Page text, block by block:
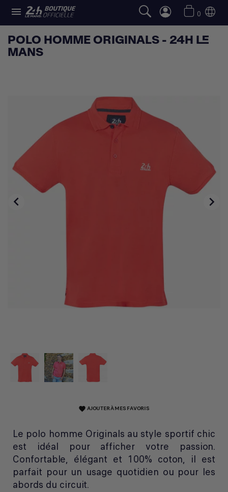
 0
POLO HOMME ORIGINALS - 24H LE
MANS
 
favorite AJOUTER À MES FAVORIS
Le polo homme Originals au style sportif chic
est idéal pour afficher votre passion.
Confortable, élégant et 100% coton, il est
parfait pour un usage quotidien ou pour les
abords du circuit.